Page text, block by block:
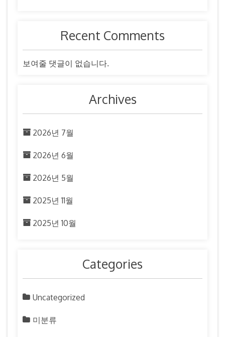
Recent Comments
보여줄 댓글이 없습니다.
Archives
2026년 7월
2026년 6월
2026년 5월
2025년 11월
2025년 10월
Categories
Uncategorized
미분류